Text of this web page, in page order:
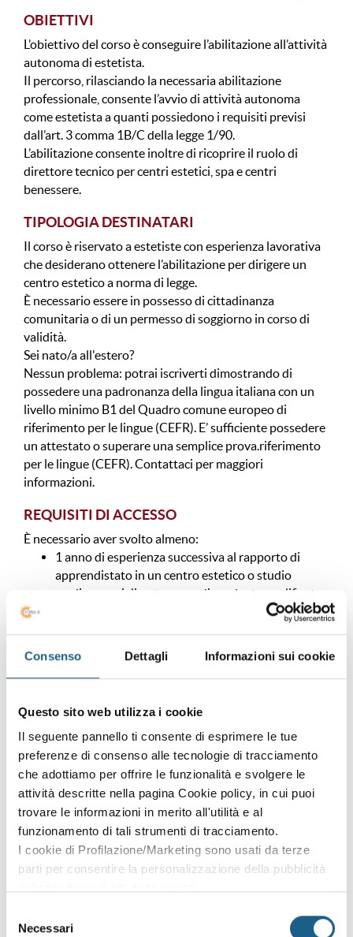
Consenso Dettagli Informazioni sui cookie
Questo sito web utilizza i cookie
Il seguente pannello ti consente di esprimere le tue
preferenze di consenso alle tecnologie di tracciamento
che adottiamo per offrire le funzionalità e svolgere le
attività descritte nella pagina Cookie policy, in cui puoi
trovare le informazioni in merito all'utilità e al
funzionamento di tali strumenti di tracciamento.
I cookie di Profilazione/Marketing sono usati da terze
parti per consentire la personalizzazione della pubblicità
qualsiasi momento. Consulta anche la nostra Privacy
delNecessari
OBIETTIVI
L’obiettivo del corso è conseguire l’abilitazione all’attività
autonoma di estetista.
Il percorso, rilasciando la necessaria abilitazione
professionale, consente l’avvio di attività autonoma
come estetista a quanti possiedono i requisiti previsi
dall’art. 3 comma 1B/C della legge 1/90.
L’abilitazione consente inoltre di ricoprire il ruolo di
direttore tecnico per centri estetici, spa e centri
benessere.
TIPOLOGIA DESTINATARI
Il corso è riservato a estetiste con esperienza lavorativa
che desiderano ottenere l’abilitazione per dirigere un
centro estetico a norma di legge.
È necessario essere in possesso di cittadinanza
comunitaria o di un permesso di soggiorno in corso di
validità.
Sei nato/a all'estero?
Nessun problema: potrai iscriverti dimostrando di
possedere una padronanza della lingua italiana con un
livello minimo B1 del Quadro comune europeo di
riferimento per le lingue (CEFR). E’ sufficiente possedere
un attestato o superare una semplice prova.riferimento
per le lingue (CEFR). Contattaci per maggiori
informazioni.
REQUISITI DI ACCESSO
È necessario aver svolto almeno:
1 anno di esperienza successiva al rapporto di
apprendistato in un centro estetico o studio
medico specializzato come dipendente qualificato
o collaboratore familiare a tempo pieno.
In alternativa,
aver maturato 3 anni di esperienza in un centro
Psicologia, comunicazione
Etica professionale
Cultura generale
Normativa del settore e Formazione obbligatoria per
Datori di Lavoro (Accordo Stato-Regioni del
17/04/2025)
Chimica e cosmetologia
Igiene ed alimentazione